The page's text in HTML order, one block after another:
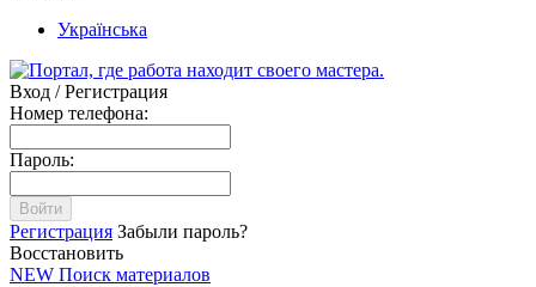
Українська
Вход / Регистрация
Номер телефона:
Пароль:
Войти
Регистрация Забыли пароль?
Восстановить
NEW Поиск материалов